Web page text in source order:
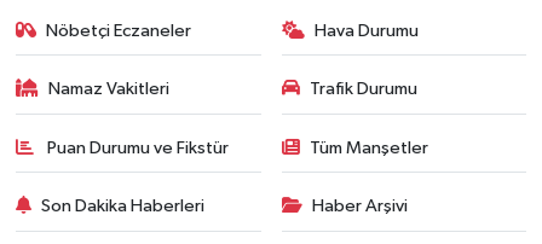
Nöbetçi Eczaneler Hava Durumu
Namaz Vakitleri Trafik Durumu
Puan Durumu ve Fikstür Tüm Manşetler
Son Dakika Haberleri Haber Arşivi